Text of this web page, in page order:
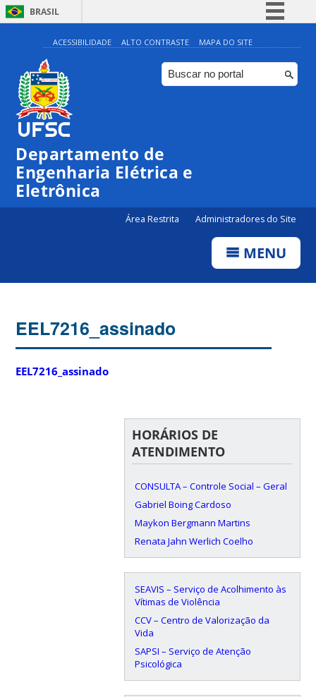
BRASIL
Simplifique!
Comunica BR
Participe
ACESSIBILIDADE ALTO CONTRASTE MAPA DO SITE
Departamento de
Engenharia Elétrica e
Eletrônica
Área Restrita Administradores do Site
MENU
EEL7216_assinado
EEL7216_assinado
HORÁRIOS DE
ATENDIMENTO
CONSULTA – Controle Social – Geral
Gabriel Boing Cardoso
Maykon Bergmann Martins
Renata Jahn Werlich Coelho
SEAVIS – Serviço de Acolhimento às
Vítimas de Violência
CCV – Centro de Valorização da
Vida
SAPSI – Serviço de Atenção
Psicológica